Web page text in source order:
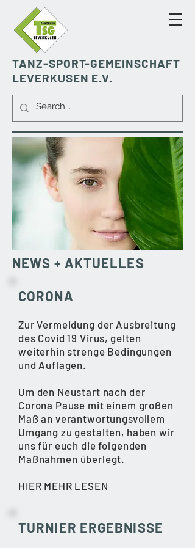
TANZ-SPORT-GEMEINSCHAFT
LEVERKUSEN E.V.
NEWS​ + AKTUELLES
CORONA​
Zur Vermeidung der Ausbreitung
des Covid 19 Virus, gelten
weiterhin strenge Bedingungen
und Auflagen.
Um den Neustart nach der
Corona Pause mit einem großen
Maß an verantwortungsvollem
Umgang zu gestalten, haben wir
uns für euch die folgenden
Maßnahmen überlegt.
HIER MEHR LESEN
TURNIER ERGEBNISSE